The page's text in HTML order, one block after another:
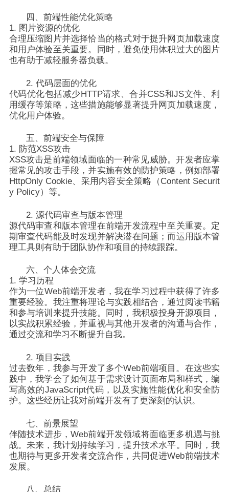
四、前端性能优化策略
1. 图片资源的优化
合理压缩图片并选择恰当的格式对于提升网页加载速度
和用户体验至关重要。同时，避免使用体积过大的图片
也有助于减轻服务器负载。
2. 代码层面的优化
代码优化包括减少HTTP请求、合并CSS和JS文件、利
用缓存等策略，这些措施能够显著提升网页加载速度，
优化用户体验。
五、前端安全与保障
1. 防范XSS攻击
XSS攻击是前端领域面临的一种常见威胁。开发者应掌
握常见的攻击手段，并实施有效的防护策略，例如部署
HttpOnly Cookie、采用内容安全策略（Content Securit
y Policy）等。
2. 源代码审查与版本管理
源代码审查和版本管理在前端开发流程中至关重要。定
期审查代码能及时发现并解决潜在问题；而运用版本管
理工具则有助于团队协作和项目的持续跟踪。
六、个人体会交流
1. 学习历程
作为一位Web前端开发者，我在学习过程中获得了许多
重要经验。我注重将理论与实践相结合，通过阅读书籍
和参与培训来提升技能。同时，我积极投身开源项目，
以实战积累经验，并重视与其他开发者的沟通与合作，
通过交流和学习不断提升自我。
2. 项目实践
过去数年，我参与开发了多个Web前端项目。在这些实
践中，我学会了如何基于需求设计页面布局和样式，编
写高效的JavaScript代码，以及实施性能优化和安全防
护。这些经历让我对前端开发有了更深刻的认识。
七、前景展望
伴随技术进步，Web前端开发领域将面临更多机遇与挑
战。未来，我计划持续学习，提升技术水平。同时，我
也期待与更多开发者交流合作，共同促进Web前端技术
发展。
八、总结